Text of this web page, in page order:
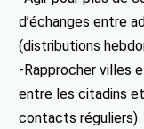
d’échanges entre
(distributions
-Rapprocher villes
entre les citadins
contacts réguliers)